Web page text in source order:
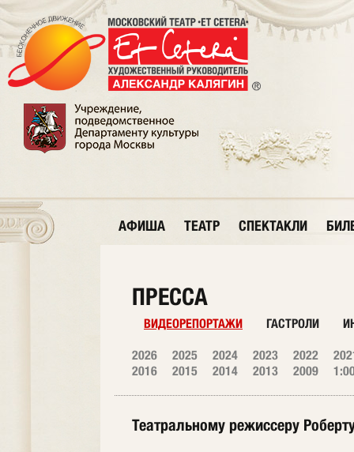
АФИША ТЕАТР СПЕКТАКЛИ
ПРЕССА
ВИДЕОРЕПОРТАЖИ ГАСТРОЛИ
2026 2025 2024 2023 2022
2016
2015 2014 2013 2009
Театральному режиссеру